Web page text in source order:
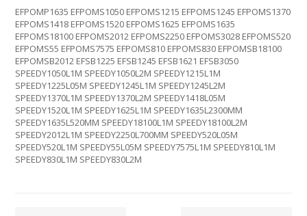
EFPOMP1635 EFPOMS1050 EFPOMS1215 EFPOMS1245 EFPOMS1370
EFPOMS1418 EFPOMS1520 EFPOMS1625 EFPOMS1635
EFPOMS18100 EFPOMS2012 EFPOMS2250 EFPOMS3028 EFPOMS520
EFPOMS55 EFPOMS7575 EFPOMS810 EFPOMS830 EFPOMSB18100
EFPOMSB2012 EFSB1225 EFSB1245 EFSB1621 EFSB3050
SPEEDY1050L1M SPEEDY1050L2M SPEEDY1215L1M
SPEEDY1225L05M SPEEDY1245L1M SPEEDY1245L2M
SPEEDY1370L1M SPEEDY1370L2M SPEEDY1418L05M
SPEEDY1520L1M SPEEDY1625L1M SPEEDY1635L2300MM
SPEEDY1635L520MM SPEEDY18100L1M SPEEDY18100L2M
SPEEDY2012L1M SPEEDY2250L700MM SPEEDY520L05M
SPEEDY520L1M SPEEDY55L05M SPEEDY7575L1M SPEEDY810L1M
SPEEDY830L1M SPEEDY830L2M